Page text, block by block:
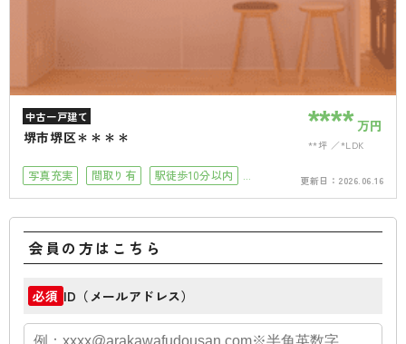
中古一戸建て
堺市堺区＊＊＊＊ ****万円
**坪 *LDK
写真充実 間取り有
駅徒歩10分以内
更新日： 2026.06.16
会員の方はこちら
必須 ID（メールアドレス）